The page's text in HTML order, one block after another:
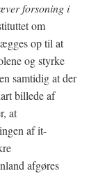
forsoning i
om
op til at
og styrke
samtidig at der
billede af
at
af it-
afgøres